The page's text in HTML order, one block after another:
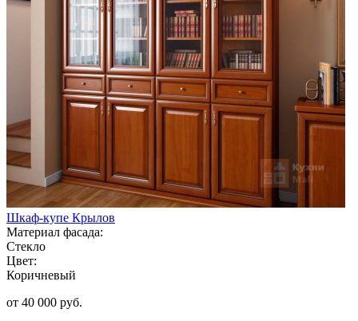
Шкаф-купе Крылов
Материал фасада:
Стекло
Цвет:
Коричневый
от 40 000 руб.